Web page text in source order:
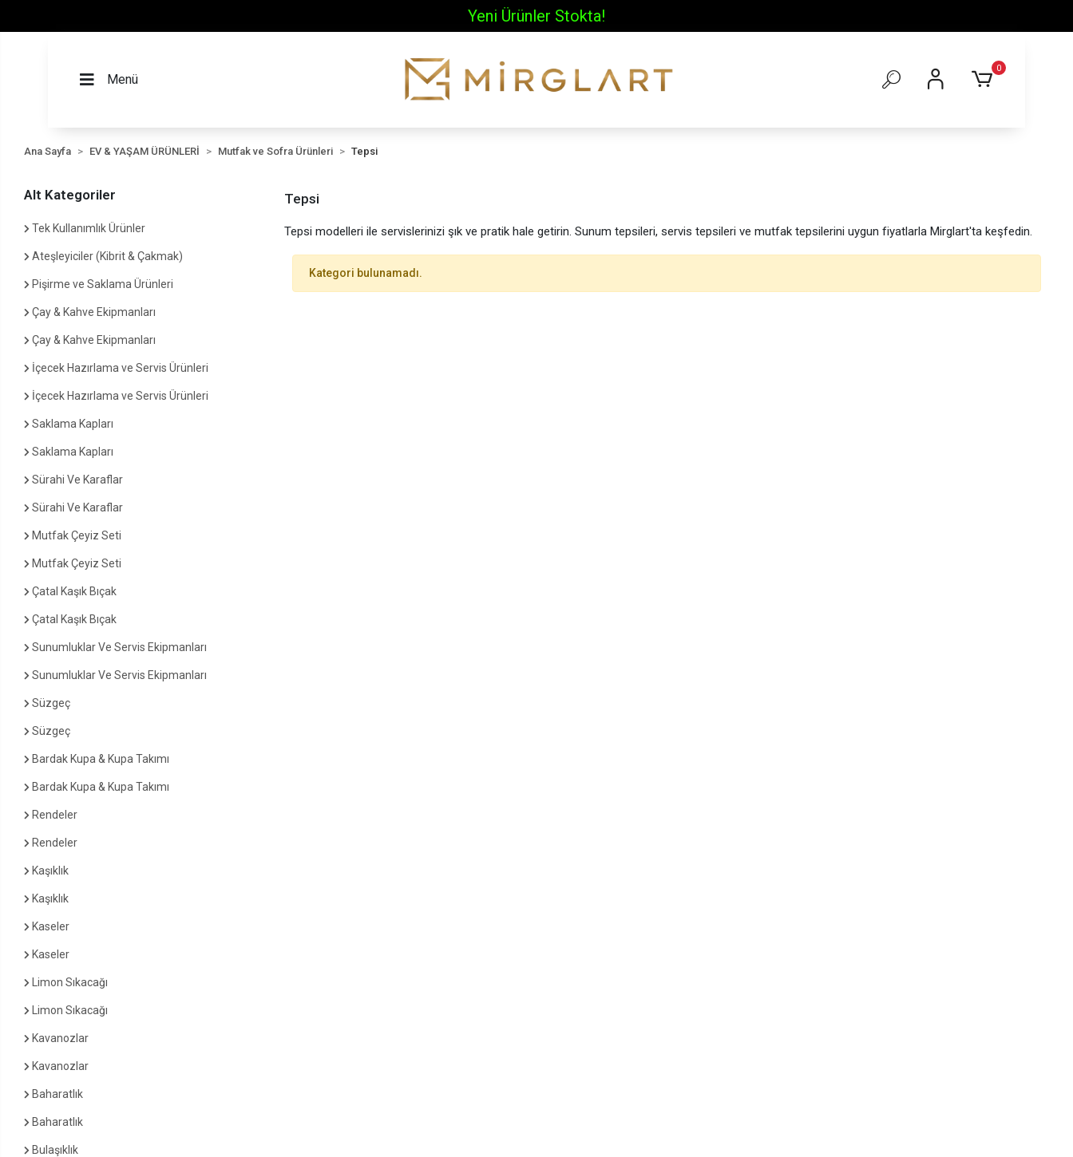
İÇ Giyim Kategori Ürünlerimiz Stoklarımızda!!!
Menü
0
Ana Sayfa EV & YAŞAM ÜRÜNLERİ Mutfak ve Sofra Ürünleri Tepsi
Alt Kategoriler
Tek Kullanımlık Ürünler
Ateşleyiciler (Kibrit & Çakmak)
Pişirme ve Saklama Ürünleri
Çay & Kahve Ekipmanları
Çay & Kahve Ekipmanları
İçecek Hazırlama ve Servis Ürünleri
İçecek Hazırlama ve Servis Ürünleri
Saklama Kapları
Saklama Kapları
Sürahi Ve Karaflar
Sürahi Ve Karaflar
Mutfak Çeyiz Seti
Mutfak Çeyiz Seti
Çatal Kaşık Bıçak
Çatal Kaşık Bıçak
Sunumluklar Ve Servis Ekipmanları
Sunumluklar Ve Servis Ekipmanları
Süzgeç
Süzgeç
Bardak Kupa & Kupa Takımı
Bardak Kupa & Kupa Takımı
Rendeler
Rendeler
Kaşıklık
Kaşıklık
Kaseler
Kaseler
Limon Sıkacağı
Limon Sıkacağı
Kavanozlar
Kavanozlar
Baharatlık
Baharatlık
Bulaşıklık
Tepsi
Tepsi modelleri ile servislerinizi şık ve pratik hale getirin. Sunum tepsileri, servis tepsileri ve mutfak tepsilerini uygun fiyatlarla Mirglart'ta keşfedin.
Kategori bulunamadı.